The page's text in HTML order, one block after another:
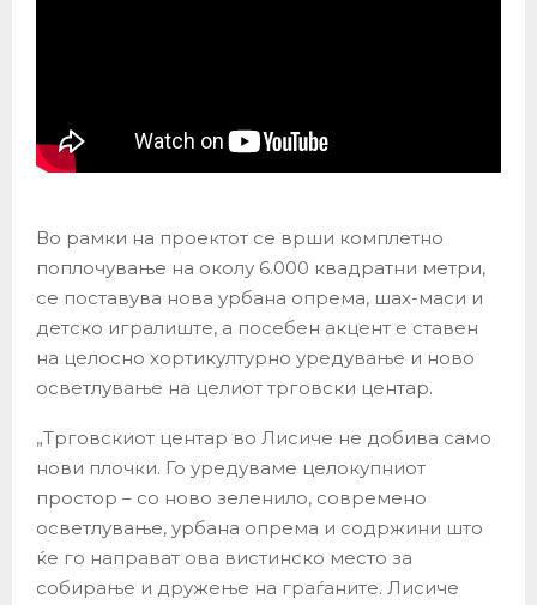
Во рамки на проектот се врши комплетно
поплочување на околу 6.000 квадратни метри,
се поставува нова урбана опрема, шах-маси и
детско игралиште, а посебен акцент е ставен
на целосно хортикултурно уредување и ново
осветлување на целиот трговски центар.
„Трговскиот центар во Лисиче не добива само
нови плочки. Го уредуваме целокупниот
простор – со ново зеленило, современо
осветлување, урбана опрема и содржини што
ќе го направат ова вистинско место за
собирање и дружење на граѓаните. Лисиче